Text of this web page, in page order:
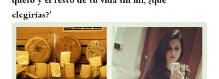
elegirías?’